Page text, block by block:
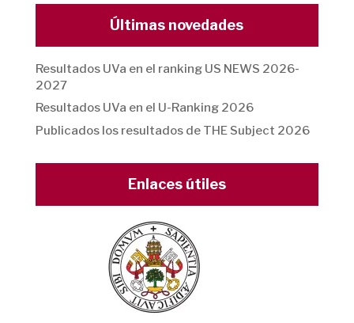
Últimas novedades
Resultados UVa en el ranking US NEWS 2026-
2027
Resultados UVa en el U-Ranking 2026
Publicados los resultados de THE Subject 2026
Enlaces útiles